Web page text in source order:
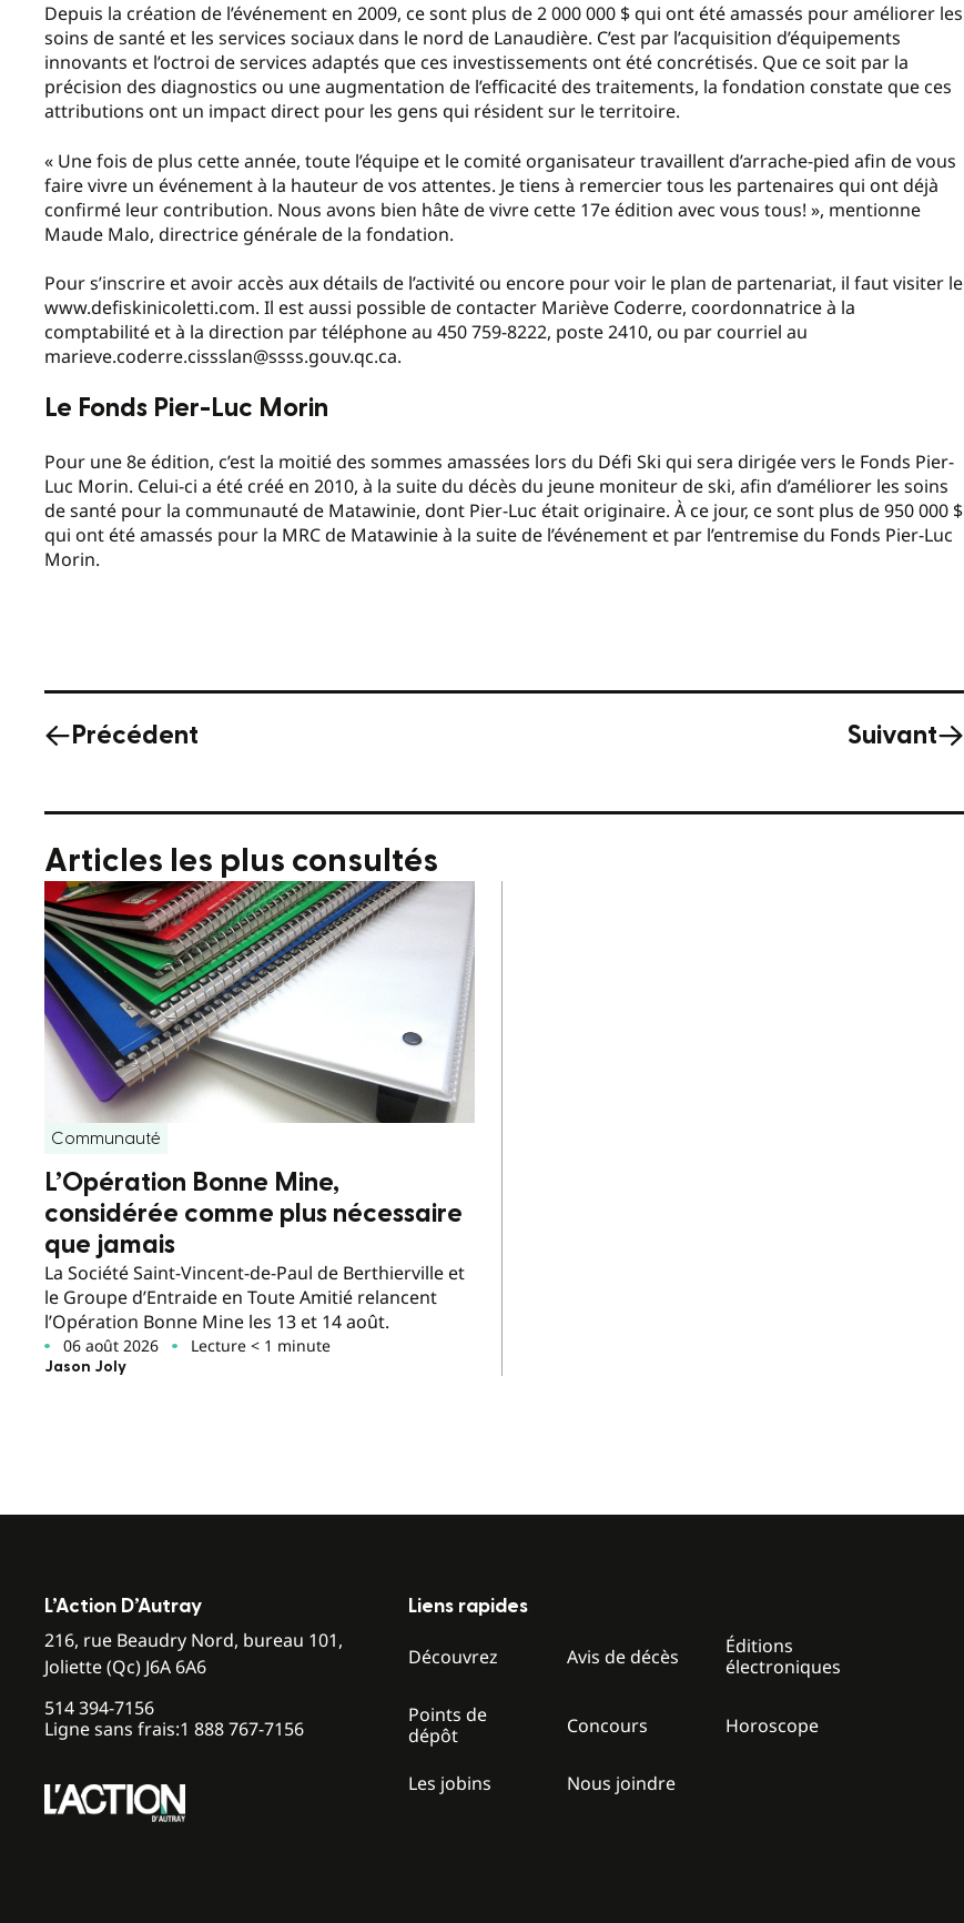
Depuis la création de l’événement en 2009, ce sont plus de 2 000 000 $ qui ont été amassés pour améliorer les
soins de santé et les services sociaux dans le nord de Lanaudière. C’est par l’acquisition d’équipements
innovants et l’octroi de services adaptés que ces investissements ont été concrétisés. Que ce soit par la
précision des diagnostics ou une augmentation de l’efficacité des traitements, la fondation constate que ces
attributions ont un impact direct pour les gens qui résident sur le territoire.
« Une fois de plus cette année, toute l’équipe et le comité organisateur travaillent d’arrache-pied afin de vous
faire vivre un événement à la hauteur de vos attentes. Je tiens à remercier tous les partenaires qui ont déjà
confirmé leur contribution. Nous avons bien hâte de vivre cette 17e édition avec vous tous! », mentionne
Maude Malo, directrice générale de la fondation.
Pour s’inscrire et avoir accès aux détails de l’activité ou encore pour voir le plan de partenariat, il faut visiter le
www.defiskinicoletti.com. Il est aussi possible de contacter Mariève Coderre, coordonnatrice à la
comptabilité et à la direction par téléphone au 450 759-8222, poste 2410, ou par courriel au
marieve.coderre.cissslan@ssss.gouv.qc.ca.
Le Fonds Pier-Luc Morin
Pour une 8e édition, c’est la moitié des sommes amassées lors du Défi Ski qui sera dirigée vers le Fonds Pier-
Luc Morin. Celui-ci a été créé en 2010, à la suite du décès du jeune moniteur de ski, afin d’améliorer les soins
de santé pour la communauté de Matawinie, dont Pier-Luc était originaire. À ce jour, ce sont plus de 950 000 $
qui ont été amassés pour la MRC de Matawinie à la suite de l’événement et par l’entremise du Fonds Pier-Luc
Morin.
Précédent Suivant
Articles les plus consultés
Communauté
L’Opération Bonne Mine,
considérée comme plus nécessaire
que jamais
La Société Saint-Vincent-de-Paul de Berthierville et
le Groupe d’Entraide en Toute Amitié relancent
l’Opération Bonne Mine les 13 et 14 août.
06 août 2026 Lecture < 1 minute
Jason Joly
L’Action D’Autray
216, rue Beaudry Nord, bureau 101,
Joliette (Qc) J6A 6A6
514 394-7156
Ligne sans frais:1 888 767-7156
Liens rapides
Découvrez Avis de décès
Éditions
électroniques
Points de
dépôt
Concours Horoscope
Les jobins Nous joindre